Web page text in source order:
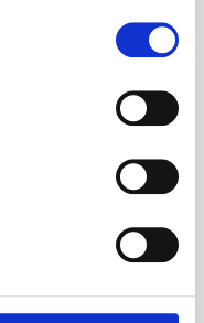
web sirva a los
por parte del
que sean